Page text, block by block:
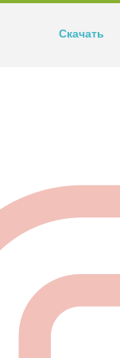
Скачать